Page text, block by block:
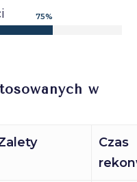
75%
w
Czas